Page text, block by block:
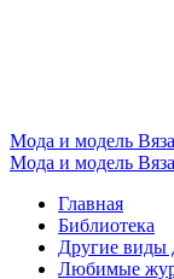
Мода и модель
Мода и модель
Главная
Библиотека
Другие виды
Любимые